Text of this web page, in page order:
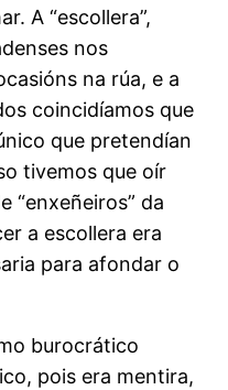
A “escollera”,
nos
na rúa, e a
coincidíamos que
que pretendían
tivemos que oír
“enxeñeiros” da
a escollera era
para afondar o
burocrático
pois era mentira,